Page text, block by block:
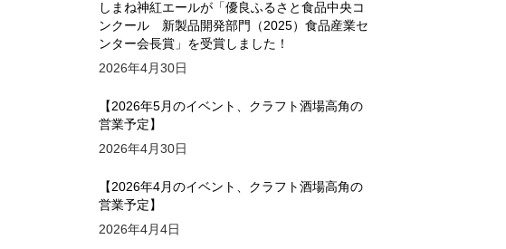
しまね神紅エールが「優良ふるさと食品中央コ
ンクール 新製品開発部門（2025）食品産業セ
ンター会長賞」を受賞しました！
2026年4月30日
【2026年5月のイベント、クラフト酒場高角の
営業予定】
2026年4月30日
【2026年4月のイベント、クラフト酒場高角の
営業予定】
2026年4月4日